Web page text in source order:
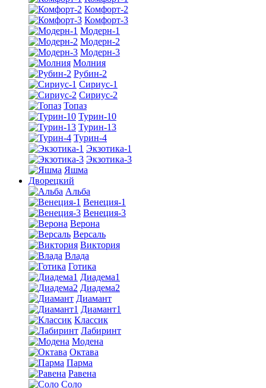
Комфорт-2
Комфорт-3
Модерн-1
Модерн-2
Модерн-3
Молния
Рубин-2
Сириус-1
Сириус-2
Топаз
Турин-10
Турин-13
Турин-4
Экзотика-1
Экзотика-3
Яшма
Дворецкий
Альба
Венеция-1
Венеция-3
Верона
Версаль
Виктория
Влада
Готика
Диадема1
Диадема2
Диамант
Диамант1
Классик
Лабиринт
Модена
Октава
Парма
Равена
Соло